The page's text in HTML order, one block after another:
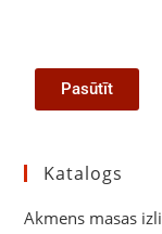
Pasūtīt
Katalogs
Akmens masas